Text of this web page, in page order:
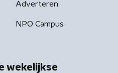
Adverteren
NPO Campus
wekelijkse